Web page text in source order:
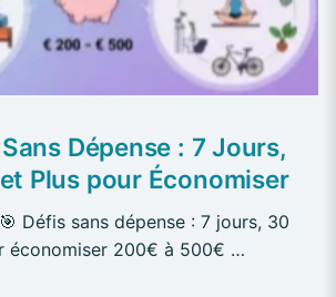
Dépense : 7 Jours,
Plus pour Économiser
🎯 Défis sans dépense : 7 jours, 30
économiser 200€ à 500€ …